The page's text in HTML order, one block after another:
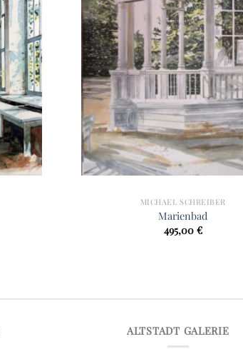
MICHAEL SCHREIBER
Marienbad
495,00 €
ALTSTADT GALERIE